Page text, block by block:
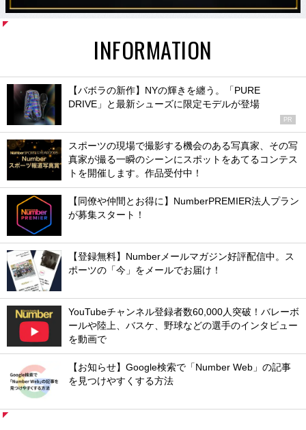
INFORMATION
【バボラの新作】NYの輝きを纏う。「PURE
DRIVE」と最新シューズに限定モデルが登場
PR
スポーツの現場で撮影する機会のある写真家、その写
真家が撮る一瞬のシーンにスポットをあてるコンテス
トを開催します。作品受付中！
【同僚や仲間とお得に】NumberPREMIER法人プラン
が募集スタート！
【登録無料】Numberメールマガジン好評配信中。ス
ポーツの「今」をメールでお届け！
YouTubeチャンネル登録者数60,000人突破！バレーボ
ールや陸上、バスケ、野球などの選手のインタビュー
を動画で
【お知らせ】Google検索で「Number Web」の記事
を見つけやすくする方法